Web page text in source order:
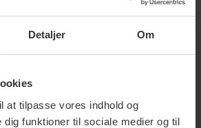
Detaljer Om
at tilpasse vores indhold og
dig funktioner til sociale medier og til
Kaffe Super Crema 6kg Hele kaffebønner
DKK
Tilføj til kurv
Verdens Kaffe - 9x400g
Tilføj til kurv